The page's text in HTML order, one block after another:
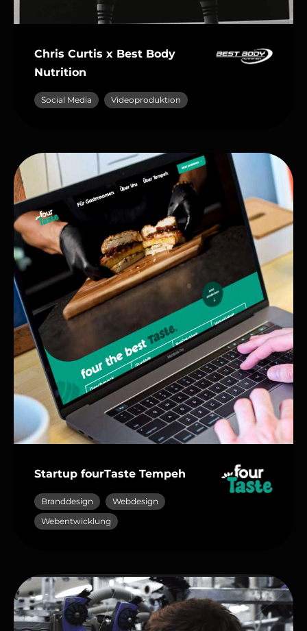
Chris Curtis x Best Body
Nutrition
Social Media Videoproduktion
Startup fourTaste Tempeh
Branddesign
Webdesign
Webentwicklung